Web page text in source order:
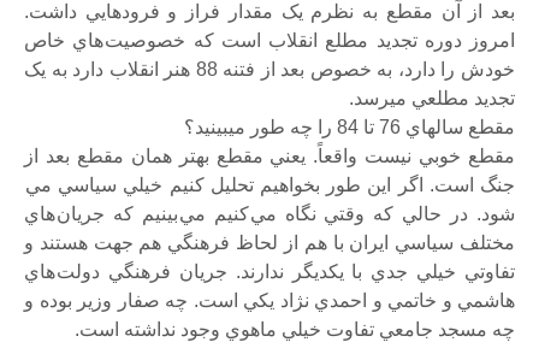
بعد از آن مقطع به نظرم يک مقدار فراز و فرودهايي داشت.
امروز دوره تجديد مطلع انقلاب است که خصوصيت هاي خاص
خودش را دارد، به خصوص بعد از فتنه 88 هنر انقلاب دارد به يک
تجديد مطلعي ميرسد.
مقطع سالهاي 76 تا 84 را چه طور ميبينيد؟
مقطع خوبي نيست واقعاً. يعني مقطع بهتر همان مقطع بعد از
جنگ است. اگر اين طور بخواهيم تحليل کنيم خيلي سياسي مي
شود. در حالي که وقتي نگاه مي کنيم مي بينيم که جريان هاي
مختلف سياسي ايران با هم از لحاظ فرهنگي هم جهت هستند و
تفاوتي خيلي جدي با يکديگر ندارند. جريان فرهنگي دولت هاي
هاشمي و خاتمي و احمدي نژاد يکي است. چه صفار وزير بوده و
چه مسجد جامعي تفاوت خيلي ماهوي وجود نداشته است.